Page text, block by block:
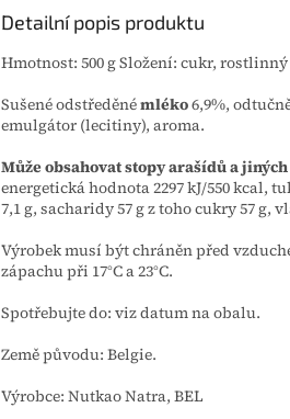
Detailní popis produktu
Hmotnost: 500 g Složení: cukr,
Sušené odstředěnémléko6,9%,
emulgátor (lecitiny), aroma.
Může obsahovat stopy arašídů a
energetická hodnota 2297 kJ/550 kcal,
7,1 g, sacharidy 57 g z toho cukry 57 g,
Výrobek musí být chráněn před
zápachu při 17°C a 23°C.
Spotřebujte do: viz datum na obalu.
Země původu: Belgie.
Výrobce: Nutkao Natra, BEL